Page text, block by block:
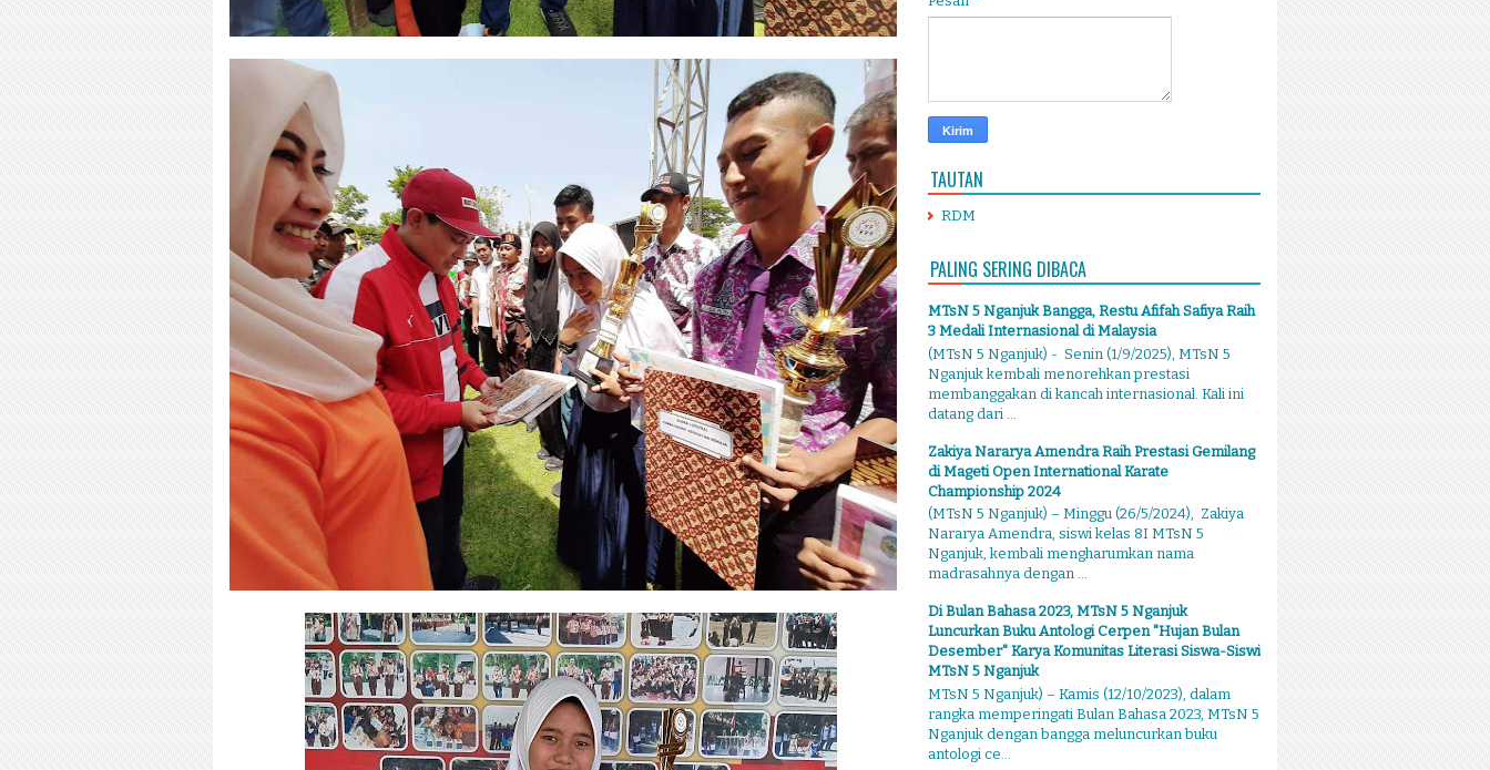
TAUTAN
RDM
PALING SERING DIBACA
MTsN 5 Nganjuk Bangga, Restu Afifah Safiya Raih
3 Medali Internasional di Malaysia
(MTsN 5 Nganjuk) - Senin (1/9/2025), MTsN 5
Nganjuk kembali menorehkan prestasi
membanggakan di kancah internasional. Kali ini
datang dari ...
Zakiya Nararya Amendra Raih Prestasi Gemilang
di Mageti Open International Karate
Championship 2024
(MTsN 5 Nganjuk) – Minggu (26/5/2024), Zakiya
Nararya Amendra, siswi kelas 8I MTsN 5
Nganjuk, kembali mengharumkan nama
madrasahnya dengan ...
Di Bulan Bahasa 2023, MTsN 5 Nganjuk
Luncurkan Buku Antologi Cerpen "Hujan Bulan
Desember" Karya Komunitas Literasi Siswa-Siswi
MTsN 5 Nganjuk
MTsN 5 Nganjuk) – Kamis (12/10/2023), dalam
rangka memperingati Bulan Bahasa 2023, MTsN 5
Nganjuk dengan bangga meluncurkan buku
antologi ce...